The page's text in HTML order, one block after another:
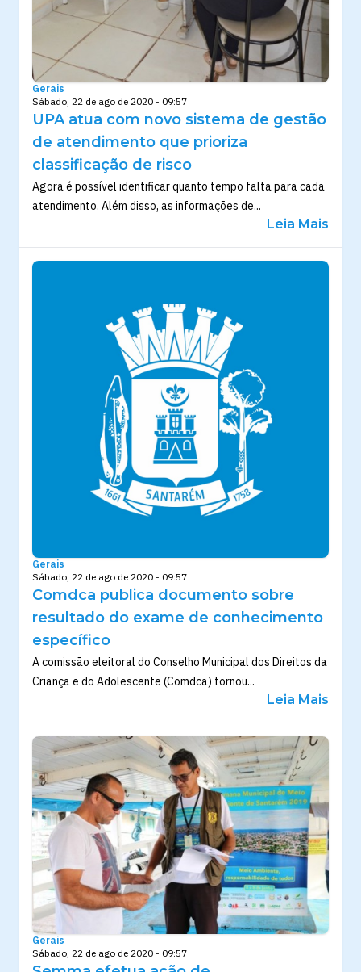
Gerais
Sábado, 22 de ago de 2020 - 09:57
UPA atua com novo sistema de gestão
de atendimento que prioriza
classificação de risco
Agora é possível identificar quanto tempo falta para cada
atendimento. Além disso, as informações de...
Leia Mais
Gerais
Sábado, 22 de ago de 2020 - 09:57
Comdca publica documento sobre
resultado do exame de conhecimento
específico
A comissão eleitoral do Conselho Municipal dos Direitos da
Criança e do Adolescente (Comdca) tornou...
Leia Mais
Gerais
Sábado, 22 de ago de 2020 - 09:57